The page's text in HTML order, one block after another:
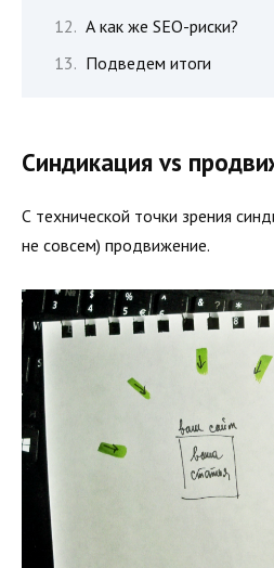
А как же SEO-риски?
Подведем итоги
Синдикация vs
С технической точки зрения
не совсем) продвижение.